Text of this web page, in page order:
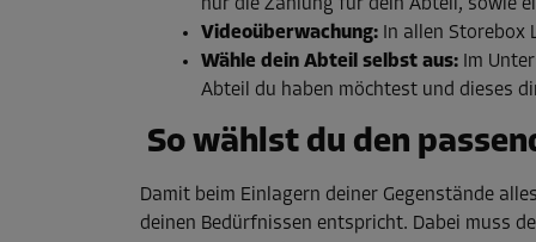
nur die Zahlung für dein Abteil, sowie
Videoüberwachung: In allen Storebox
Wähle dein Abteil selbst aus: Im
Abteil du haben möchtest und dieses
So wählst du den
Damit beim Einlagern deiner Gegenstände
deinen Bedürfnissen entspricht. Dabei muss